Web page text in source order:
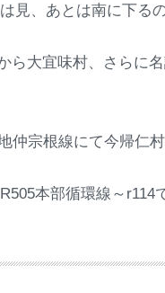
見、あとは南に下るの
ら大宜味村、さらに
仲宗根線にて今帰仁村
本部循環線～r114